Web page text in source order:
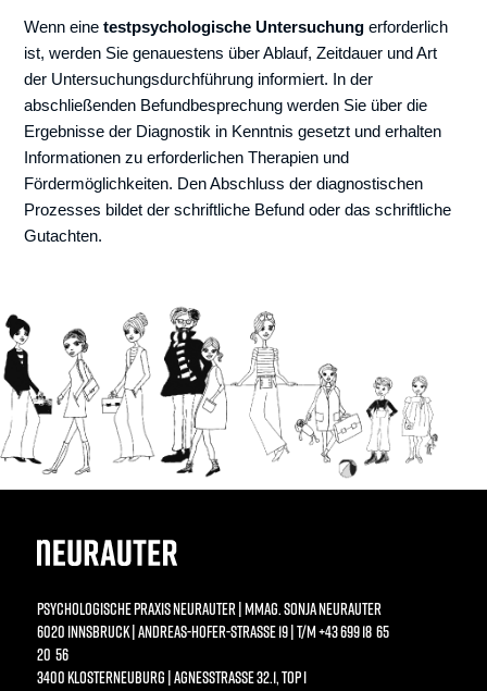
Wenn einetestpsychologische Untersuchung erforderlich
ist, werden Sie genauestens über Ablauf, Zeitdauer und Art
der Untersuchungsdurchführung informiert. In der
abschließenden Befundbesprechung werden Sie über die
Ergebnisse der Diagnostik in Kenntnis gesetzt und erhalten
Informationen zu erforderlichen Therapien und
Fördermöglichkeiten. Den Abschluss der diagnostischen
Prozesses bildet der schriftliche Befund oder das schriftliche
Gutachten.
PSYCHOLOGISCHE PRAXIS NEURAUTER | MMAG. SONJA NEURAUTER
6020 INNSBRUCK | ANDREAS-HOFER-STRASSE 19 | T/M +43 699 18 65 2
0 56
3400 KLOSTERNEUBURG | AGNESSTRASSE 32.1, TOP I